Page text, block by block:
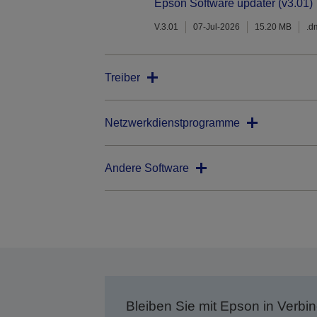
Epson Software updater (v3.01)
V.3.01 07-Jul-2026 15.20 MB
Treiber
Netzwerkdienstprogramme
Andere Software
Bleiben Sie mit Epson in